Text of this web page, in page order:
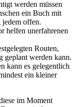
werden müssen
ein Buch mit
jedem offen.
helfen unerfahrenen
Routen,
geplant werden kann.
kann es gelegentlich
ein kleiner
im Moment